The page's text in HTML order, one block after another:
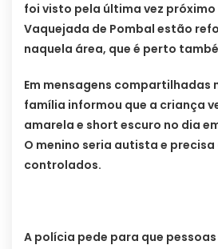
foi visto pela última vez próximo
Vaquejada de Pombal estão
naquela área, que é perto
Em mensagens compartilhadas
família informou que a criança
amarela e short escuro no dia
O menino seria autista e
controlados.
A polícia pede para que